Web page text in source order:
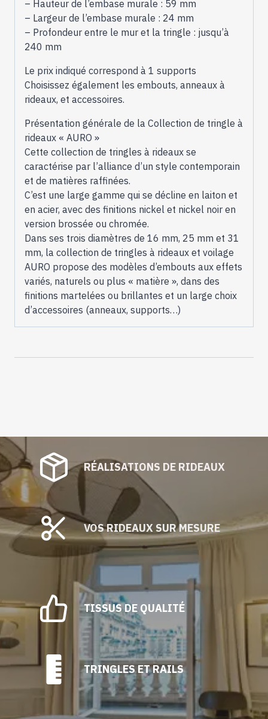
– Hauteur de l’embase murale : 59 mm
– Largeur de l’embase murale : 24 mm
– Profondeur entre le mur et la tringle : jusqu’à
240 mm
Le prix indiqué correspond à 1 supports
Choisissez également les embouts, anneaux à
rideaux, et accessoires.
Présentation générale de la Collection de tringle à
rideaux « AURO »
Cette collection de tringles à rideaux se
caractérise par l’alliance d’un style contemporain
et de matières raffinées.
C’est une large gamme qui se décline en laiton et
en acier, avec des finitions nickel et nickel noir en
version brossée ou chromée.
Dans ses trois diamètres de 16 mm, 25 mm et 31
mm, la collection de tringles à rideaux et voilage
AURO propose des modèles d’embouts aux effets
variés, naturels ou plus « matière », dans des
finitions martelées ou brillantes et un large choix
d’accessoires (anneaux, supports…)
RÉALISATIONS DE RIDEAUX
VOS RIDEAUX SUR MESURE
TISSUS DE QUALITÉ
TRINGLES ET RAILS